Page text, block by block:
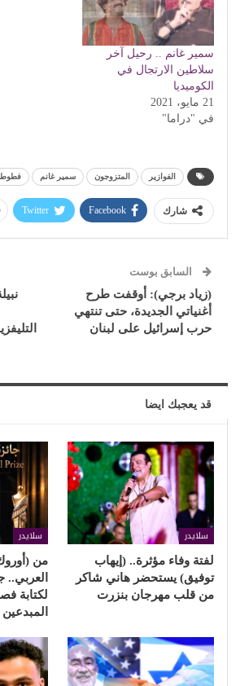
سمير غانم .. رحيل آخر
سلاطين الارتجال في
الكوميديا
21 مايو، 2021
في "دراما"
الفوازير المتزوجون سمير غانم
شارك Facebook
Twitter
السابق بوست
(زياد برجي): أوقفت طرح
أغنياتي الجديدة، حتى تنتهي
حرب إسرائيل على لبنان
قد يعجبك ايضا
سلايدر
لفتة وفاء مؤثرة.. (إيهاب
توفيق) يستحضر هاني شاكر
من قلب مهرجان بنزرت
سلايدر
من
العربي..
لكتابة
المبدعين